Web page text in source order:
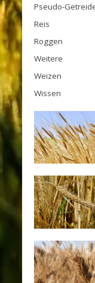
Pseudo-
Reis
Roggen
Weitere
Weizen
Wissen